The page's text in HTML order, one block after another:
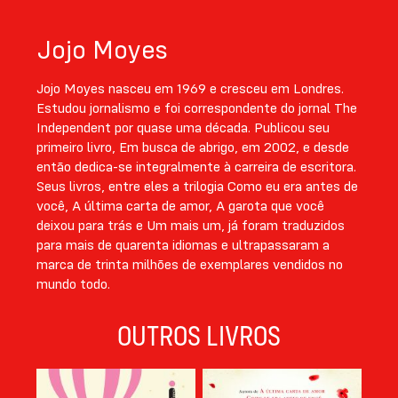
Jojo Moyes
Jojo Moyes nasceu em 1969 e cresceu em Londres.
Estudou jornalismo e foi correspondente do jornal The
Independent por quase uma década. Publicou seu
primeiro livro, Em busca de abrigo, em 2002, e desde
então dedica-se integralmente à carreira de escritora.
Seus livros, entre eles a trilogia Como eu era antes de
você, A última carta de amor, A garota que você
deixou para trás e Um mais um, já foram traduzidos
para mais de quarenta idiomas e ultrapassaram a
marca de trinta milhões de exemplares vendidos no
mundo todo.
OUTROS LIVROS